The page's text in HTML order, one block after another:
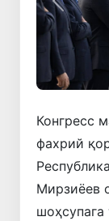
Олдинги
Конгресс
фахрий
Мирзиёев
шоҳсупага